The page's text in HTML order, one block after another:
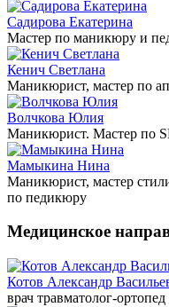
Садирова Екатерина
Мастер по маникюру и
Кенич Светлана
Маникюрист, мастер по
Волчкова Юлия
Маникюрист. Мастер по
Мамыкина Нина
Маникюрист, мастер
по педикюру
Медицинское
Котов Александр
врач травматолог-